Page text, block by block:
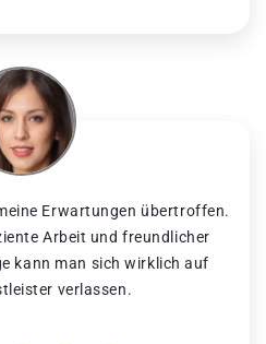
Erwartungen übertroffen.
Arbeit und freundlicher
kann man sich wirklich auf
verlassen.